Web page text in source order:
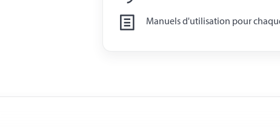
Manuels d'utilisation pour